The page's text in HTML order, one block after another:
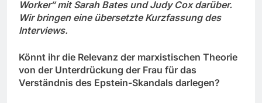
Worker“ mit Sarah Bates und Judy Cox darüber.
Wir bringen eine übersetzte Kurzfassung des
Interviews.
Könnt ihr die Relevanz der marxistischen Theorie
von der Unterdrückung der Frau für das
Verständnis des Epstein-Skandals darlegen?